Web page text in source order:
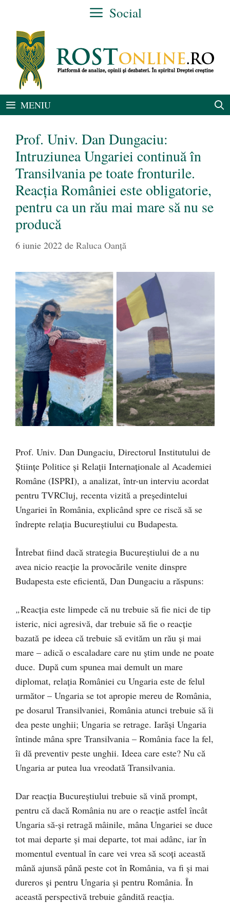
conținut
Social
MENIU
Prof. Univ. Dan Dungaciu:
Intruziunea Ungariei continuă în
Transilvania pe toate fronturile.
Reacția României este obligatorie,
pentru ca un rău mai mare să nu se
producă
6 iunie 2022 de Raluca Oanță
Prof. Univ. Dan Dungaciu, Directorul Institutului de
Științe Politice și Relații Internaționale al Academiei
Române (ISPRI), a analizat, într-un interviu acordat
pentru TVRCluj, recenta vizită a președintelui
Ungariei în România, explicând spre ce riscă să se
îndrepte relația Bucureștiului cu Budapesta.
Întrebat fiind dacă strategia Bucureștiului de a nu
avea nicio reacție la provocările venite dinspre
Budapesta este eficientă, Dan Dungaciu a răspuns:
„Reacția este limpede că nu trebuie să fie nici de tip
isteric, nici agresivă, dar trebuie să fie o reacție
bazată pe ideea că trebuie să evităm un rău și mai
mare – adică o escaladare care nu știm unde ne poate
duce. După cum spunea mai demult un mare
diplomat, relația României cu Ungaria este de felul
următor – Ungaria se tot apropie mereu de România,
pe dosarul Transilvaniei, România atunci trebuie să îi
dea peste unghii; Ungaria se retrage. Iarăși Ungaria
întinde mâna spre Transilvania – România face la fel,
îi dă preventiv peste unghii. Ideea care este? Nu că
Ungaria ar putea lua vreodată Transilvania.
Dar reacția Bucureștiului trebuie să vină prompt,
pentru că dacă România nu are o reacție astfel încât
Ungaria să-și retragă mâinile, mâna Ungariei se duce
tot mai departe și mai departe, tot mai adânc, iar în
momentul eventual în care vei vrea să scoți această
mână ajunsă până peste cot în România, va fi și mai
dureros și pentru Ungaria și pentru România. În
această perspectivă trebuie gândită reacția.